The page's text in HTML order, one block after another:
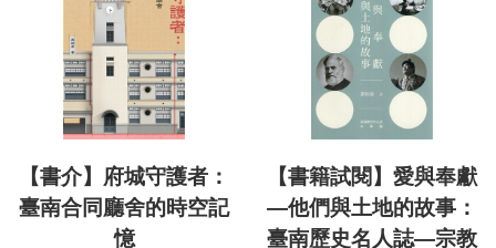
【書介】府城守護者：
臺南合同廳舍的時空記
憶
【書籍試閱】愛與奉獻
—他們與土地的故事：
臺南歷史名人誌—宗教